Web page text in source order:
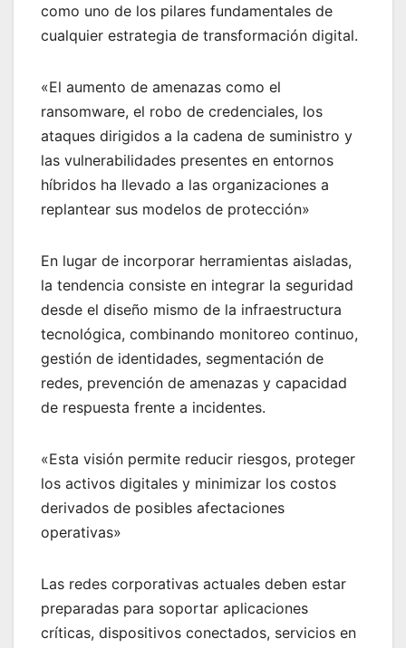
como uno de los pilares fundamentales de
cualquier estrategia de transformación digital.
«El aumento de amenazas como el
ransomware, el robo de credenciales, los
ataques dirigidos a la cadena de suministro y
las vulnerabilidades presentes en entornos
híbridos ha llevado a las organizaciones a
replantear sus modelos de protección»
En lugar de incorporar herramientas aisladas,
la tendencia consiste en integrar la seguridad
desde el diseño mismo de la infraestructura
tecnológica, combinando monitoreo continuo,
gestión de identidades, segmentación de
redes, prevención de amenazas y capacidad
de respuesta frente a incidentes.
«Esta visión permite reducir riesgos, proteger
los activos digitales y minimizar los costos
derivados de posibles afectaciones
operativas»
Las redes corporativas actuales deben estar
preparadas para soportar aplicaciones
críticas, dispositivos conectados, servicios en